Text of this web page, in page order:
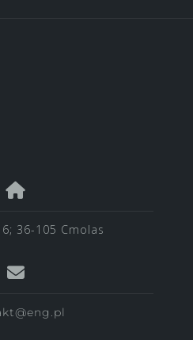
36-105 Cmolas